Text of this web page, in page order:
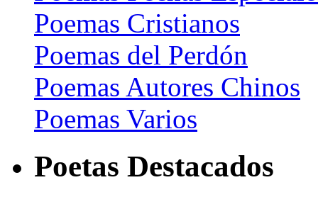
Poemas Cristianos
Poemas del Perdón
Poemas Autores Chinos
Poemas Varios
Poetas Destacados